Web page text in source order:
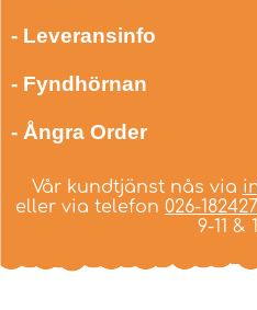
- Leveransinfo
- Fyndhörnan
- Ångra Order
Vår kundtjänst nås via
eller via telefon 026-182427
9-11 &